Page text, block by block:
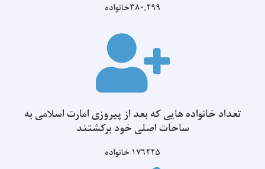
۳۸۰,۲۹۹خانواده
تعداد خانواده هایی که بعد از پیروزی امارت اسلامی به
ساحات اصلی خود برکشتند
۱۷۶۲۲۵خانواده